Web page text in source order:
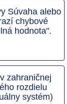
Súvaha alebo
chybové
hodnota".
zahraničnej
rozdielu
systém)